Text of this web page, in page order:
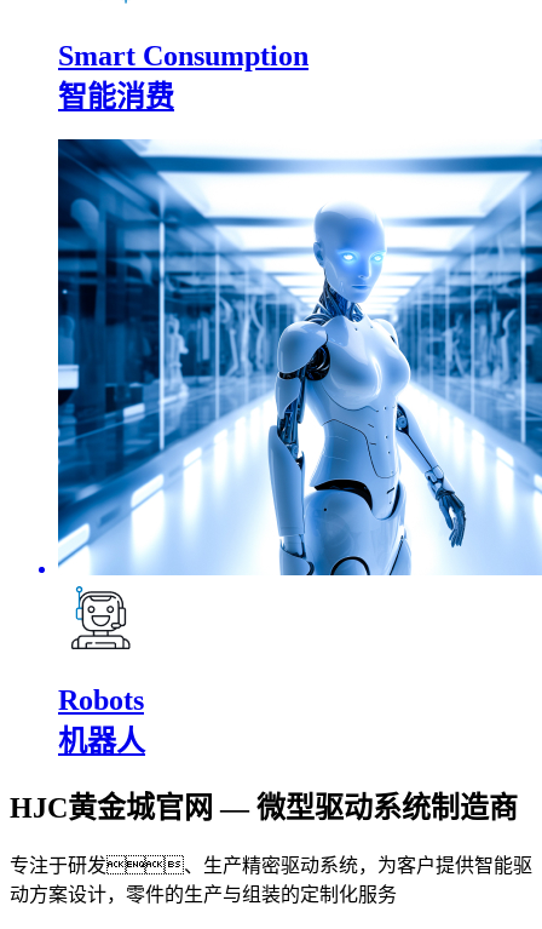
Smart Consumption
智能消费
Robots
机器人
HJC黄金城官网 — 微型驱动系统制造商
专注于研发、生产精密驱动系统，为客户提供智能驱
动方案设计，零件的生产与组装的定制化服务